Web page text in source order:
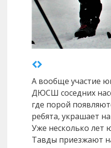
А вообще участие
ДЮСШ соседних
где порой
ребята, украшает
Уже несколько лет
Тавды приезжают